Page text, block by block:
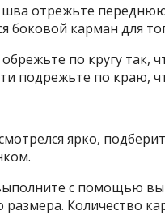
шва отрежьте
боковой карман для
по кругу так,
подрежьте по краю,
ярко,
с помощью
Количество